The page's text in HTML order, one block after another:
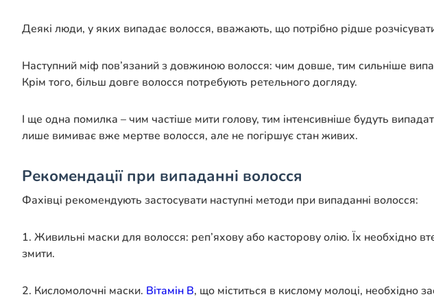
Деякі люди, у яких випадає волосся, вважають, що потрібно рідше
Наступний міф пов’язаний з довжиною волосся: чим довше, тим сильніше
Крім того, більш довге волосся потребують ретельного догляду.
І ще одна помилка – чим частіше мити голову, тим інтенсивніше будуть
лише вимиває вже мертве волосся, але не погіршує стан живих.
Рекомендації при випаданні волосся
Фахівці рекомендують застосувати наступні методи при випаданні волосся:
1. Живильні маски для волосся: реп’яхову або касторову олію. Їх необхідно
змити.
2. Кисломолочні маски. Вітамін В, що міститься в кислому молоці, необхідно